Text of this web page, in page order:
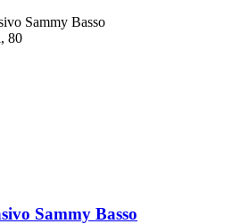
Sammy Basso
80
Sammy Basso